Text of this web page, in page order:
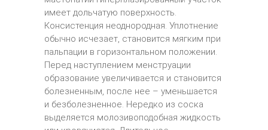
имеет дольчатую поверхность.
Консистенция неоднородная. Уплотнение
обычно исчезает, становится мягким при
пальпации в горизонтальном положении.
Перед наступлением менструации
образование увеличивается и становится
болезненным, после нее – уменьшается
и безболезненное. Нередко из соска
выделяется молозивоподобная жидкость